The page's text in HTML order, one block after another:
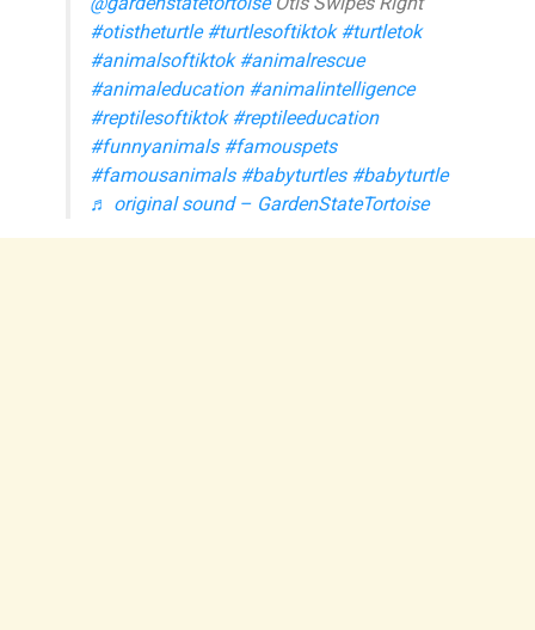
#otistheturtle #turtlesoftiktok #turtletok
#animalsoftiktok #animalrescue
#animaleducation #animalintelligence
#reptilesoftiktok #reptileeducation
#funnyanimals #famouspets
#famousanimals #babyturtles #babyturtle
♬ original sound – GardenStateTortoise